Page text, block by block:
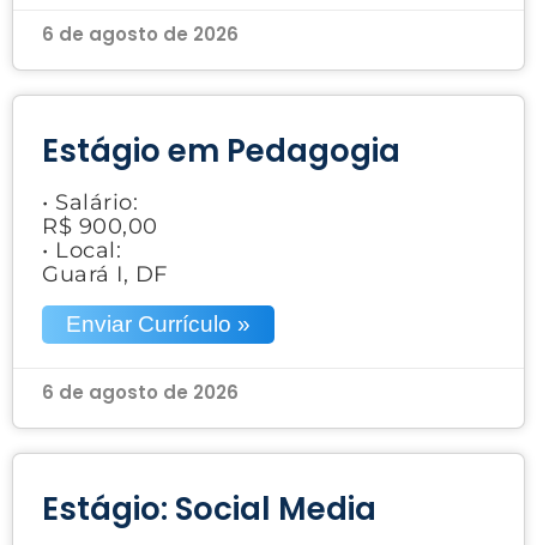
6 de agosto de 2026
Estágio em Pedagogia
• Salário:
R$ 900,00
• Local:
Guará I, DF
Enviar Currículo »
6 de agosto de 2026
Estágio: Social Media